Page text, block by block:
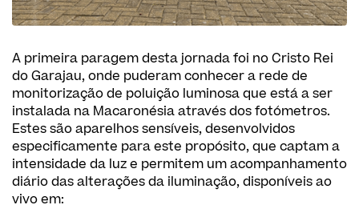
A primeira paragem desta jornada foi no Cristo Rei
do Garajau, onde puderam conhecer a rede de
monitorização de poluição luminosa que está a ser
instalada na Macaronésia através dos fotómetros.
Estes são aparelhos sensíveis, desenvolvidos
especificamente para este propósito, que captam a
intensidade da luz e permitem um acompanhamento
diário das alterações da iluminação, disponíveis ao
vivo em: